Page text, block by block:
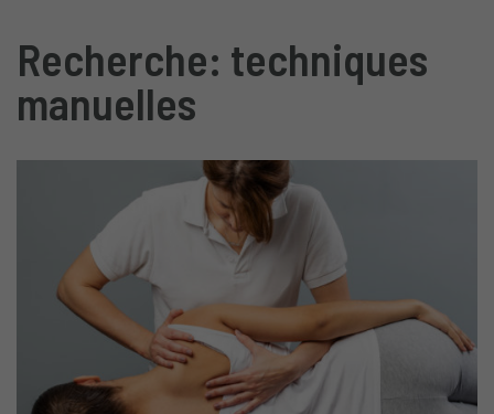
Recherche: techniques
manuelles